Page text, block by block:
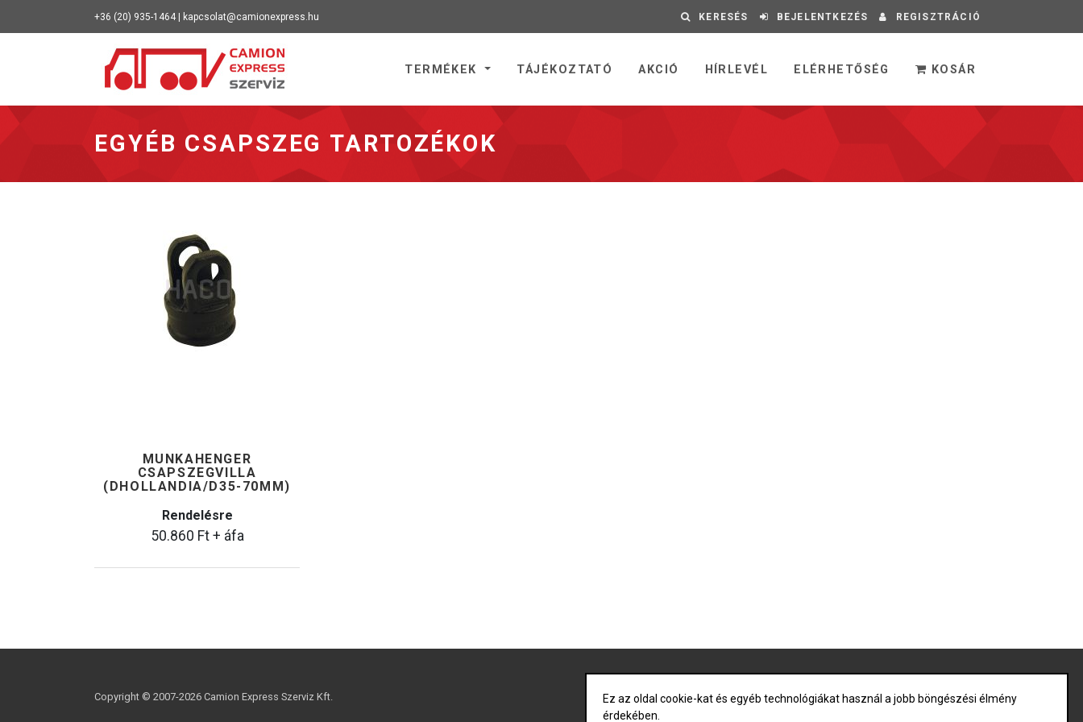
+36 (20) 935-1464 | kapcsolat@camionexpress.hu KERESÉS BEJELENTKEZÉS REGISZTRÁCIÓ
TERMÉKEK TÁJÉKOZTATÓ AKCIÓ HÍRLEVÉL ELÉRHETŐSÉG KOSÁR
EGYÉB CSAPSZEG TARTOZÉKOK
MUNKAHENGER
CSAPSZEGVILLA
(DHOLLANDIA/D35-70MM)
Rendelésre
50.860 Ft+ áfa
Copyright © 2007-2026 Camion Express Szerviz Kft. Nyitólap| Szerviz |Emelőhátfal, hidraulika javítás|Árak|Kapcsolat
Ez az oldal cookie-kat és egyéb technológiákat használ a jobb böngészési élmény
érdekében.